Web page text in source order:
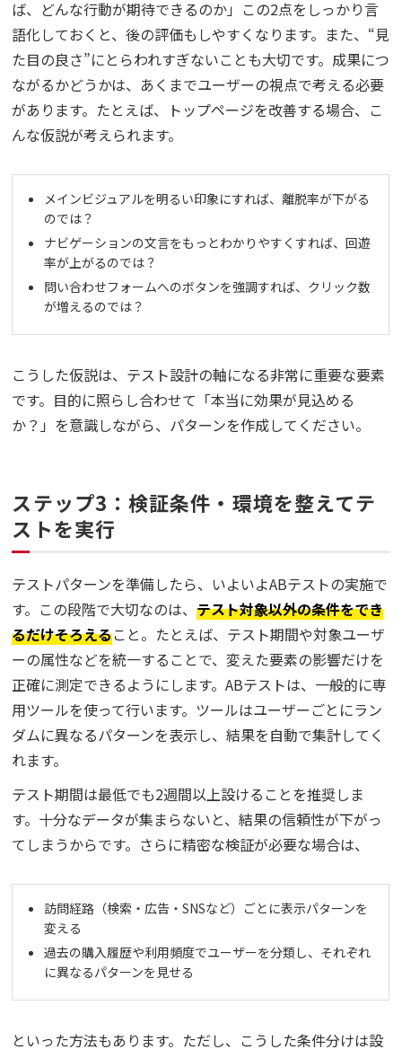
ば、どんな行動が期待できるのか」この2点をしっかり言
語化しておくと、後の評価もしやすくなります。また、“見
た目の良さ”にとらわれすぎないことも大切です。成果につ
ながるかどうかは、あくまでユーザーの視点で考える必要
があります。たとえば、トップページを改善する場合、こ
んな仮説が考えられます。
メインビジュアルを明るい印象にすれば、離脱率が下がる
のでは？
ナビゲーションの文言をもっとわかりやすくすれば、回遊
率が上がるのでは？
問い合わせフォームへのボタンを強調すれば、クリック数
が増えるのでは？
こうした仮説は、テスト設計の軸になる非常に重要な要素
です。目的に照らし合わせて「本当に効果が見込める
か？」を意識しながら、パターンを作成してください。
ステップ3：検証条件・環境を整えてテ
ストを実行
テストパターンを準備したら、いよいよABテストの実施で
す。この段階で大切なのは、テスト対象以外の条件をでき
るだけそろえること。たとえば、テスト期間や対象ユーザ
ーの属性などを統一することで、変えた要素の影響だけを
正確に測定できるようにします。ABテストは、一般的に専
用ツールを使って行います。ツールはユーザーごとにラン
ダムに異なるパターンを表示し、結果を自動で集計してく
れます。
テスト期間は最低でも2週間以上設けることを推奨しま
す。十分なデータが集まらないと、結果の信頼性が下がっ
てしまうからです。さらに精密な検証が必要な場合は、
訪問経路（検索・広告・SNSなど）ごとに表示パターンを
変える
過去の購入履歴や利用頻度でユーザーを分類し、それぞれ
に異なるパターンを見せる
といった方法もあります。ただし、こうした条件分けは設